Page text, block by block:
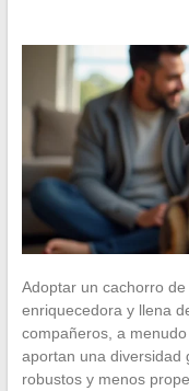
Adoptar un cachorro
enriquecedora y llena
compañeros, a
aportan una diversidad
robustos y menos